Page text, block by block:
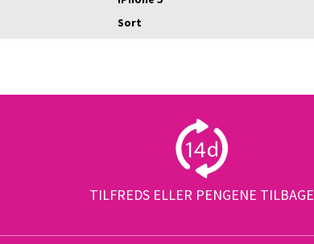
Sort
TILFREDS ELLER PENGENE TILBAGE